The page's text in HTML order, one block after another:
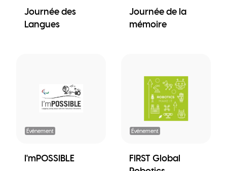
Journée des
Langues
Journée de la
mémoire
Événement
I'mPOSSIBLE
Événement
FIRST Global